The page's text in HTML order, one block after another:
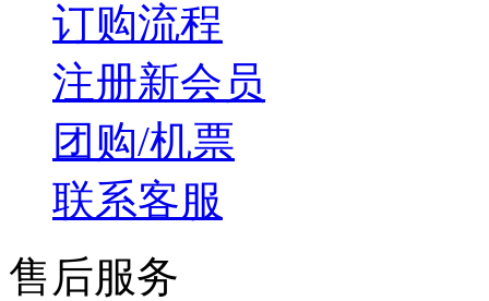
订购流程
注册新会员
团购/机票
联系客服
售后服务